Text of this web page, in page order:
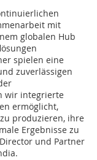
mit
globalen Hub
spielen eine
zuverlässigen
wir integrierte
ermöglicht,
produzieren, ihre
Ergebnisse zu
und Partner